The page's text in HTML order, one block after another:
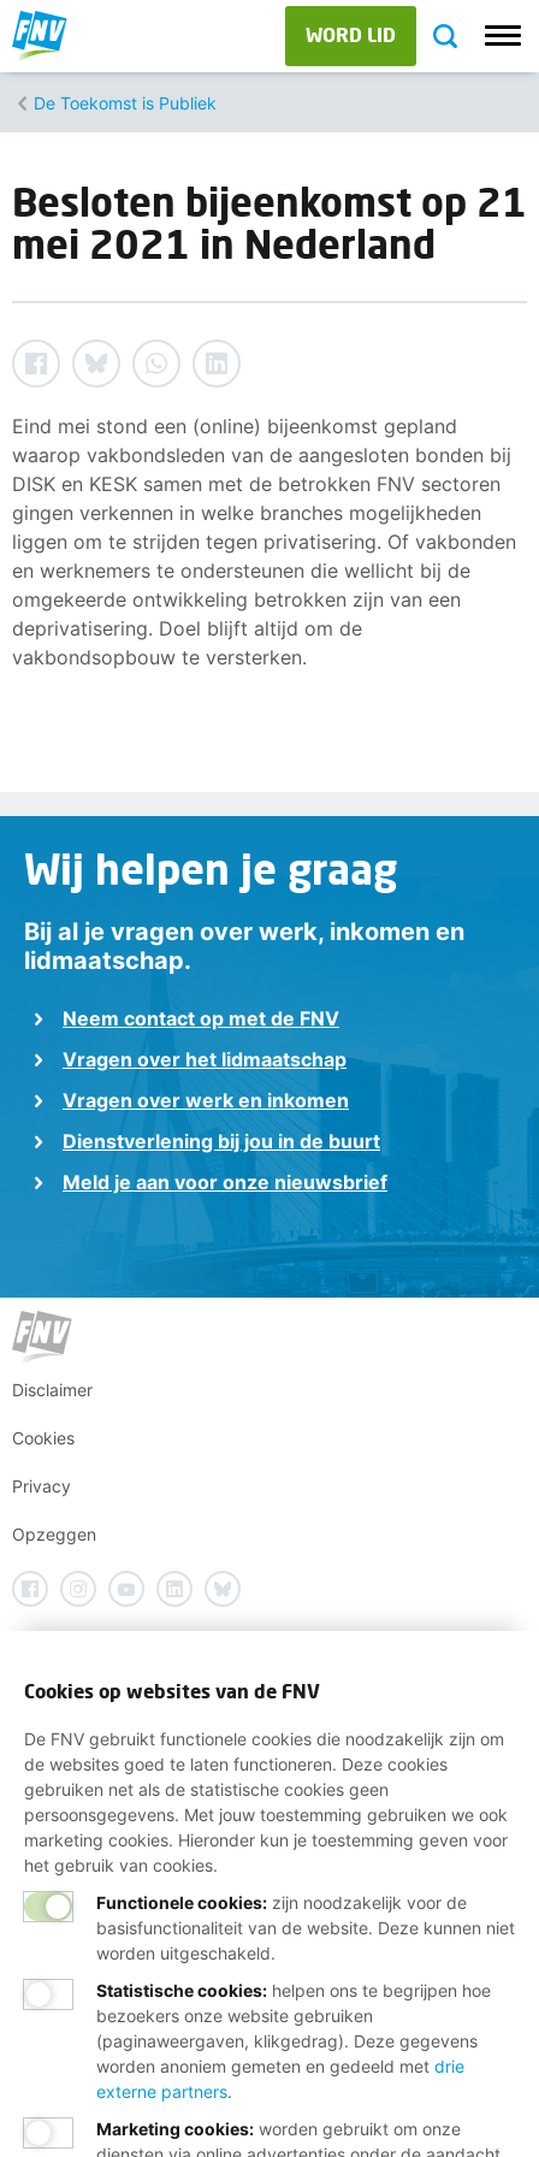
WORD LID
De Toekomst is Publiek
Besloten bijeenkomst op 21
mei 2021 in Nederland
Eind mei stond een (online) bijeenkomst gepland
waarop vakbondsleden van de aangesloten bonden bij
DISK en KESK samen met de betrokken FNV sectoren
gingen verkennen in welke branches mogelijkheden
liggen om te strijden tegen privatisering. Of vakbonden
en werknemers te ondersteunen die wellicht bij de
omgekeerde ontwikkeling betrokken zijn van een
deprivatisering. Doel blijft altijd om de
vakbondsopbouw te versterken.
Wij helpen je graag
Bij al je vragen over werk, inkomen en
lidmaatschap.
Neem contact op met de FNV
Vragen over het lidmaatschap
Vragen over werk en inkomen
Dienstverlening bij jou in de buurt
Meld je aan voor onze nieuwsbrief
Disclaimer
Cookies
Privacy
Opzeggen
Cookies op websites van de FNV
De FNV gebruikt functionele cookies die noodzakelijk zijn om
de websites goed te laten functioneren. Deze cookies
gebruiken net als de statistische cookies geen
persoonsgegevens. Met jouw toestemming gebruiken we ook
marketing cookies. Hieronder kun je toestemming geven voor
het gebruik van cookies.
Functionele cookies: zijn noodzakelijk voor de
basisfunctionaliteit van de website. Deze kunnen niet
worden uitgeschakeld.
Statistische cookies: helpen ons te begrijpen hoe
bezoekers onze website gebruiken
(paginaweergaven, klikgedrag). Deze gegevens
worden anoniem gemeten en gedeeld met drie
externe partners.
Marketing cookies: worden gebruikt om onze